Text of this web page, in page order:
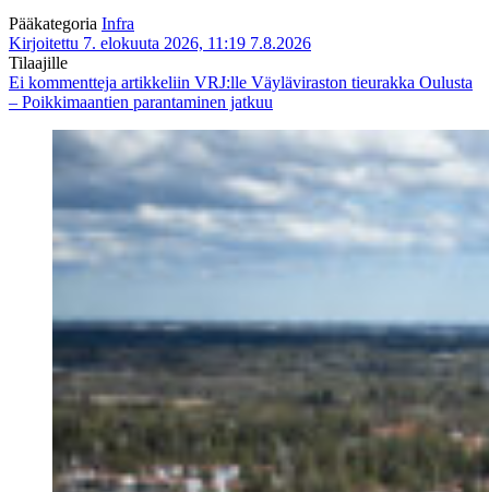
Pääkategoria Infra
Kirjoitettu 7. elokuuta 2026, 11:19 7.8.2026
Tilaajille
Ei kommentteja artikkeliin VRJ:lle Väyläviraston tieurakka Oulusta
– Poikkimaantien parantaminen jatkuu